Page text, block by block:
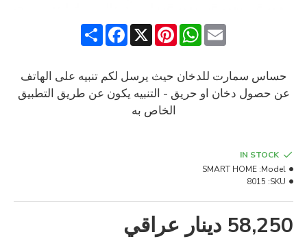
Share
Facebook X
Pinterest
WhatsAppEmail
حساس سمارت للدخان حيث يرسل لكم تنبيه على الهاتف
عن حصول دخان او حريق - التنبيه يكون عن طريق التطبيق
الخاص به
58,250 دينار عراقي
IN STOCK
Model:
SMART HOME
SKU:
8015